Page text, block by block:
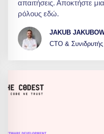
απαιτήσεις. Αποκτήστε
ρόλους εδώ.
JAKUB
CTO & Συνιδρυτής